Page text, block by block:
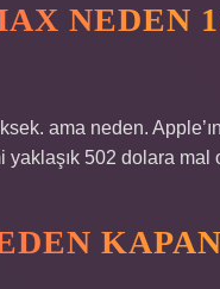
NEDEN
ama neden.
yaklaşık 502 dolara